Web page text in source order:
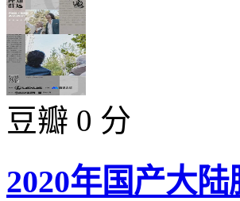
豆瓣 0 分
2020年国产大